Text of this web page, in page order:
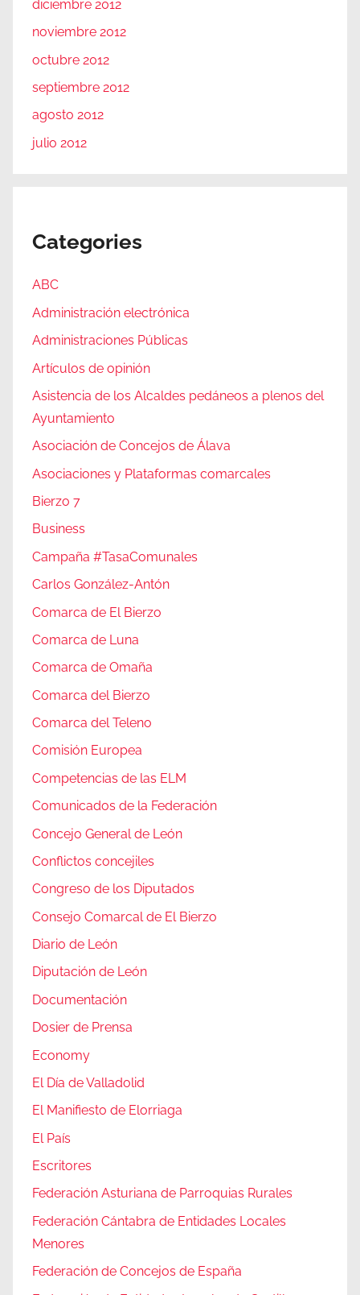
diciembre 2012
noviembre 2012
octubre 2012
septiembre 2012
agosto 2012
julio 2012
Categories
ABC
Administración electrónica
Administraciones Públicas
Artículos de opinión
Asistencia de los Alcaldes pedáneos a plenos del
Ayuntamiento
Asociación de Concejos de Álava
Asociaciones y Plataformas comarcales
Bierzo 7
Business
Campaña #TasaComunales
Carlos González-Antón
Comarca de El Bierzo
Comarca de Luna
Comarca de Omaña
Comarca del Bierzo
Comarca del Teleno
Comisión Europea
Competencias de las ELM
Comunicados de la Federación
Concejo General de León
Conflictos concejiles
Congreso de los Diputados
Consejo Comarcal de El Bierzo
Diario de León
Diputación de León
Documentación
Dosier de Prensa
Economy
El Día de Valladolid
El Manifiesto de Elorriaga
El País
Escritores
Federación Asturiana de Parroquias Rurales
Federación Cántabra de Entidades Locales
Menores
Federación de Concejos de España